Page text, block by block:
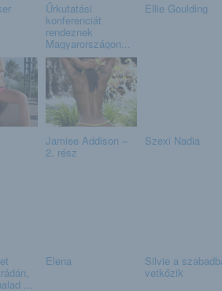
Űrkutatási
konferenciát
rendeznek
Magyarországon...
Ellie Goulding
Jamiee Addison –
2. rész
Szexi Nadia
...
Elena Silvie a
vetkőzik